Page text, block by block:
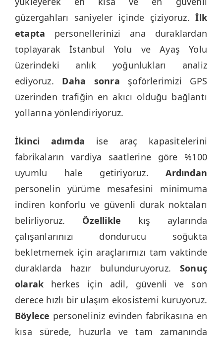
güzergahları saniyeler içinde çiziyoruz.İlk
etapta personellerinizi ana duraklardan
toplayarak İstanbul Yolu ve Ayaş Yolu
üzerindeki anlık yoğunlukları analiz
ediyoruz. Daha sonra şoförlerimizi GPS
üzerinden trafiğin en akıcı olduğu bağlantı
yollarına yönlendiriyoruz.
İkinci adımda ise araç kapasitelerini
fabrikaların vardiya saatlerine göre %100
uyumlu hale getiriyoruz.Ardından
personelin yürüme mesafesini minimuma
indiren konforlu ve güvenli durak noktaları
belirliyoruz. Özellikle kış aylarında
çalışanlarınızı dondurucu soğukta
bekletmemek için araçlarımızı tam vaktinde
duraklarda hazır bulunduruyoruz. Sonuç
olarak herkes için adil, güvenli ve son
derece hızlı bir ulaşım ekosistemi kuruyoruz.
Böylece personeliniz evinden fabrikasına en
kısa sürede, huzurla ve tam zamanında